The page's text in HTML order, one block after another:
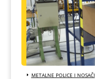
METALNE POLICE I NOSAČI